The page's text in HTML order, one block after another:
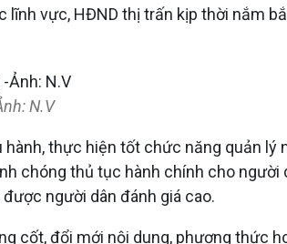
vực, HĐND thị trấn kịp thời nắm
N.V
thực hiện tốt chức năng quản lý
chóng thủ tục hành chính cho người
người dân đánh giá cao.
cốt, đổi mới nội dung, phương thức